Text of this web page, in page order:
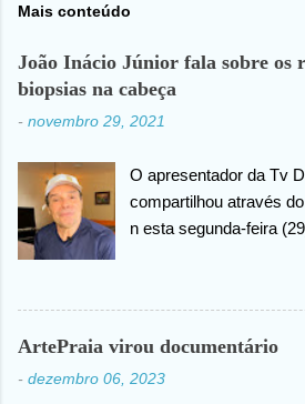
Mais conteúdo
João Inácio Júnior fala sobre os
biopsias na cabeça
- novembro 29, 2021
O apresentador da Tv
compartilhou através
n esta segunda-feira
cabeça há alguns dias
os resultados foram
cabeça,
outro momento no
ArtePraia virou documentário
- dezembro 06, 2023